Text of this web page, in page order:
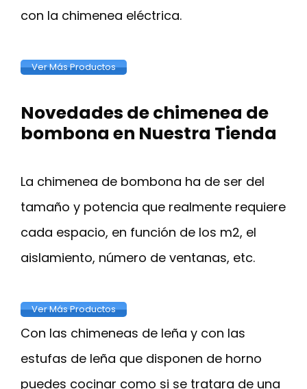
con la chimenea eléctrica.
Ver Más Productos
Novedades de chimenea de
bombona en Nuestra Tienda
La chimenea de bombona ha de ser del
tamaño y potencia que realmente requiere
cada espacio, en función de los m2, el
aislamiento, número de ventanas, etc.
Ver Más Productos
Con las chimeneas de leña y con las
estufas de leña que disponen de horno
puedes cocinar como si se tratara de una